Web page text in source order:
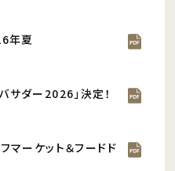
年夏
サダー2026」決定！
マーケット＆フードド